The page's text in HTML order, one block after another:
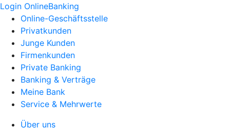
Login OnlineBanking
Online-Geschäftsstelle
Privatkunden
Junge Kunden
Firmenkunden
Private Banking
Banking & Verträge
Meine Bank
Service & Mehrwerte
Über uns